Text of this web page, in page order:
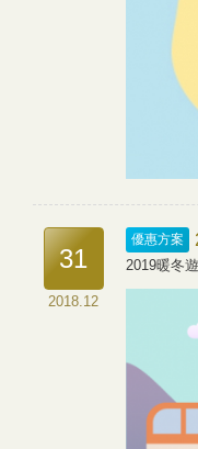
31
2018.12
優惠方案
2019暖冬